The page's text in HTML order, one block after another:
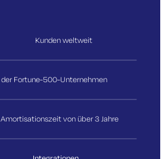
Kunden weltweit
der Fortune-500-Unternehmen
Amortisationszeit von über 3Jahre